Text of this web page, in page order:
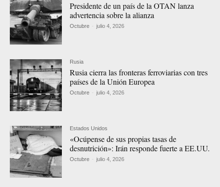
Presidente de un país de la OTAN lanza
advertencia sobre la alianza
Octubre - julio 4, 2026
Rusia
Rusia cierra las fronteras ferroviarias con tres
países de la Unión Europea
Octubre - julio 4, 2026
Estados Unidos
«Ocúpense de sus propias tasas de
desnutrición»: Irán responde fuerte a EE.UU.
Octubre - julio 4, 2026